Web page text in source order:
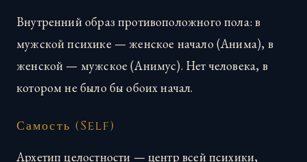
Внутренний образ противоположного пола: в
мужской психике — женское начало (Анима), в
женской — мужское (Анимус). Нет человека, в
котором не было бы обоих начал.
Самость (Self)
Архетип целостности — центр всей психики,